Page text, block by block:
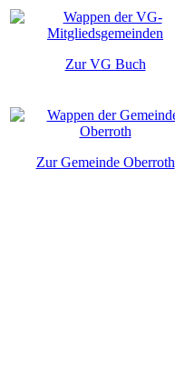
Zur VG Buch
Zur Gemeinde Oberroth